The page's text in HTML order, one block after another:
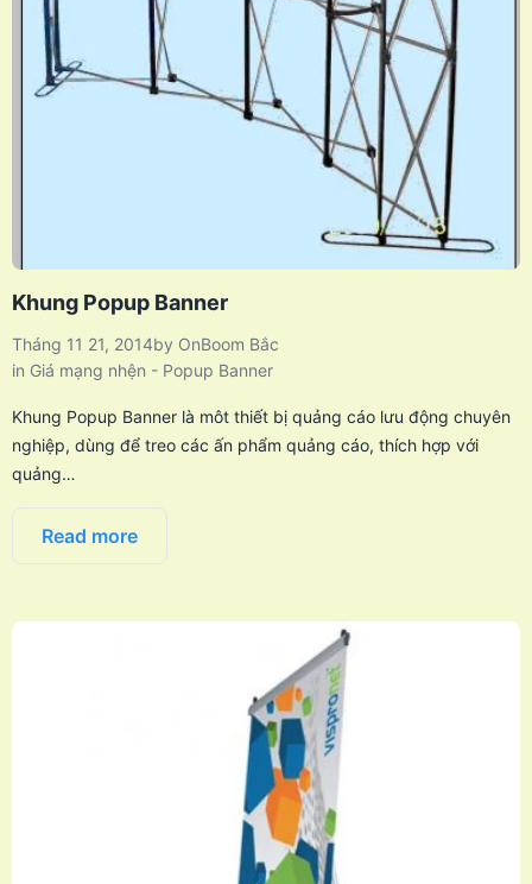
Khung Popup Banner
Tháng 11 21, 2014by OnBoom Bắc
in Giá mạng nhện - Popup Banner
Khung Popup Banner là môt thiết bị quảng cáo lưu động chuyên
nghiệp, dùng để treo các ấn phẩm quảng cáo, thích hợp với
quảng…
Read more